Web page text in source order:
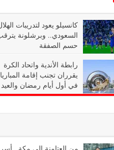
كانسيلو يعود لتدريبات
السعودي.. وبرشلونة
حسم الصفقة
رابطة الأندية واتحاد الكرة
يقرران تجنب إقامة
في أول أيام رمضان والعيد